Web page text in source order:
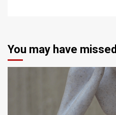
You may have missed